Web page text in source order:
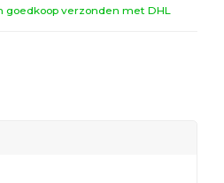
goedkoop verzonden met DHL